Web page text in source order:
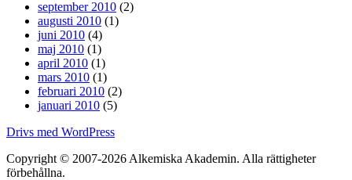
september 2010 (2)
augusti 2010 (1)
juni 2010 (4)
maj 2010 (1)
april 2010 (1)
mars 2010 (1)
februari 2010 (2)
januari 2010 (5)
Drivs med WordPress
Copyright © 2007-2026 Alkemiska Akademin. Alla rättigheter
förbehållna.